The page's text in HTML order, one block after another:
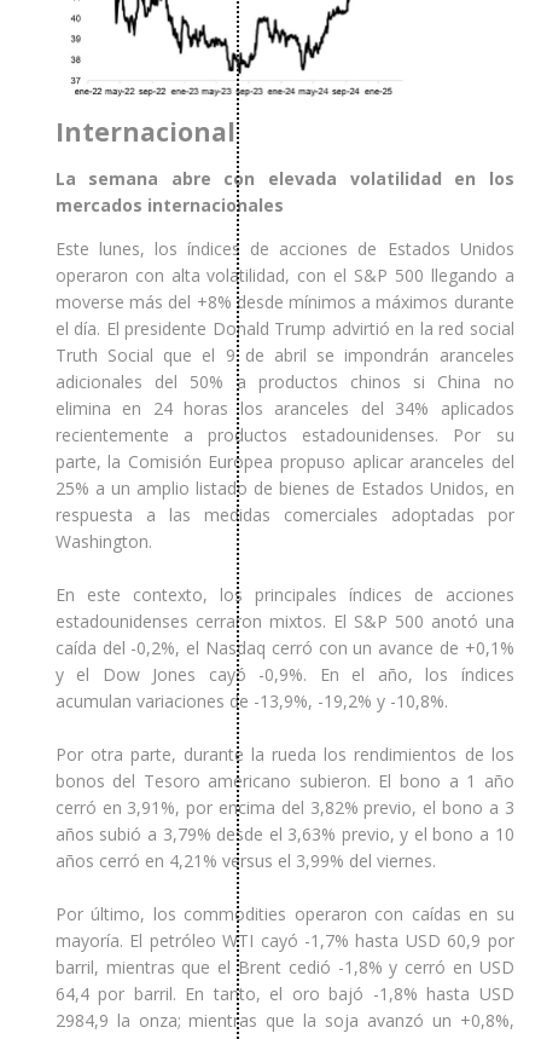
Internacional
La semana abre con elevada volatilidad en los
mercados internacionales
Este lunes, los índices de acciones de Estados Unidos
operaron con alta volatilidad, con el S&P 500 llegando a
moverse más del +8% desde mínimos a máximos durante
el día. El presidente Donald Trump advirtió en la red social
Truth Social que el 9 de abril se impondrán aranceles
adicionales del 50% a productos chinos si China no
elimina en 24 horas los aranceles del 34% aplicados
recientemente a productos estadounidenses. Por su
parte, la Comisión Europea propuso aplicar aranceles del
25% a un amplio listado de bienes de Estados Unidos, en
respuesta a las medidas comerciales adoptadas por
Washington.
En este contexto, los principales índices de acciones
estadounidenses cerraron mixtos. El S&P 500 anotó una
caída del -0,2%, el Nasdaq cerró con un avance de +0,1%
y el Dow Jones cayó -0,9%. En el año, los índices
acumulan variaciones de -13,9%, -19,2% y -10,8%.
Por otra parte, durante la rueda los rendimientos de los
bonos del Tesoro americano subieron. El bono a 1 año
cerró en 3,91%, por encima del 3,82% previo, el bono a 3
años subió a 3,79% desde el 3,63% previo, y el bono a 10
años cerró en 4,21% versus el 3,99% del viernes.
Por último, los commodities operaron con caídas en su
mayoría. El petróleo WTI cayó -1,7% hasta USD 60,9 por
barril, mientras que el Brent cedió -1,8% y cerró en USD
64,4 por barril. En tanto, el oro bajó -1,8% hasta USD
2984,9 la onza; mientras que la soja avanzó un +0,8%,